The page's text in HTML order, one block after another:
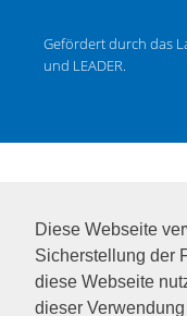
Diese Webseite
Sicherstellung der
diese Webseite
dieser
Gefördert durch das
und LEADER.